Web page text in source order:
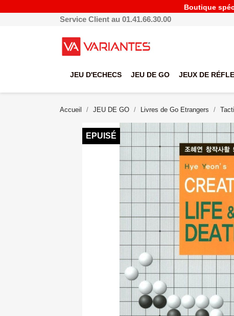
Boutique
Service Client au 01.41.66.30.00
JEU D'ECHECS JEU DE GO JEUX DE
Accueil JEU DE GO Livres de Go Etrangers
EPUISÉ